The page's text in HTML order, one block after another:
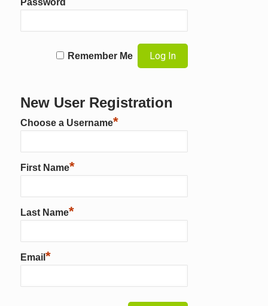
Password
Remember Me
New User Registration
Choose a Username*
First Name*
Last Name*
Email *